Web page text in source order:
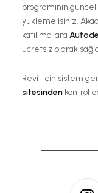
programının
yüklemelisiniz.
katılımcılara
ücretsiz olarak
Revit için sistem
sitesinden kontrol